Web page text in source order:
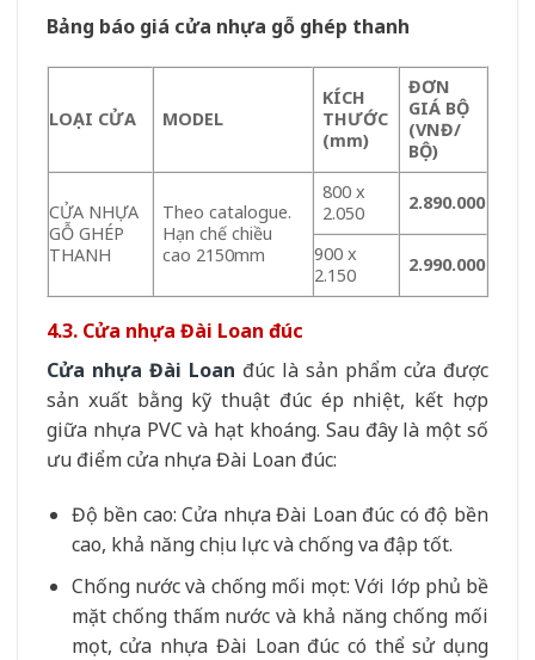
Bảng báo giá cửa nhựa gỗ ghép thanh
LOẠI CỬA MODEL
KÍCH
THƯỚC
(mm)
ĐƠN
GIÁ BỘ
(VNĐ/
BỘ)
CỬA NHỰA
GỖ GHÉP
THANH
Theo catalogue.
Hạn chế chiều
cao 2150mm
800 x
2.050
2.890.000
900 x
2.150
2.990.000
4.3. Cửa nhựa Đài Loan đúc
Cửa nhựa Đài Loan đúc là sản phẩm cửa được
sản xuất bằng kỹ thuật đúc ép nhiệt, kết hợp
giữa nhựa PVC và hạt khoáng. Sau đây là một số
ưu điểm cửa nhựa Đài Loan đúc:
Độ bền cao: Cửa nhựa Đài Loan đúc có độ bền
cao, khả năng chịu lực và chống va đập tốt.
Chống nước và chống mối mọt: Với lớp phủ bề
mặt chống thấm nước và khả năng chống mối
mọt, cửa nhựa Đài Loan đúc có thể sử dụng